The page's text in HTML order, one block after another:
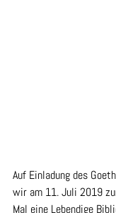
Auf Einladung des
wir am 11. Juli 2019
Mal eine Lebendige